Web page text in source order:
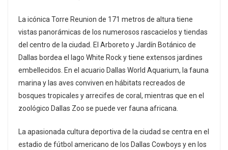
La icónica Torre Reunion de 171 metros de altura tiene
vistas panorámicas de los numerosos rascacielos y tiendas
del centro de la ciudad. El Arboreto y Jardín Botánico de
Dallas bordea el lago White Rock y tiene extensos jardines
embellecidos. En el acuario Dallas World Aquarium, la fauna
marina y las aves conviven en hábitats recreados de
bosques tropicales y arrecifes de coral, mientras que en el
zoológico Dallas Zoo se puede ver fauna africana.
La apasionada cultura deportiva de la ciudad se centra en el
estadio de fútbol americano de los Dallas Cowboys y en los